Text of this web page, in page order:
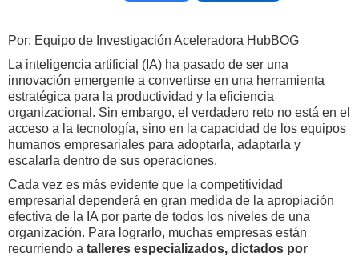
Por: Equipo de Investigación Aceleradora HubBOG
La inteligencia artificial (IA) ha pasado de ser una
innovación emergente a convertirse en una herramienta
estratégica para la productividad y la eficiencia
organizacional. Sin embargo, el verdadero reto no está en el
acceso a la tecnología, sino en la capacidad de los equipos
humanos empresariales para adoptarla, adaptarla y
escalarla dentro de sus operaciones.
Cada vez es más evidente que la competitividad
empresarial dependerá en gran medida de la apropiación
efectiva de la IA por parte de todos los niveles de una
organización. Para lograrlo, muchas empresas están
recurriendo a talleres especializados, dictados por